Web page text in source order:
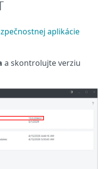
aplikácie
a skontrolujte verziu